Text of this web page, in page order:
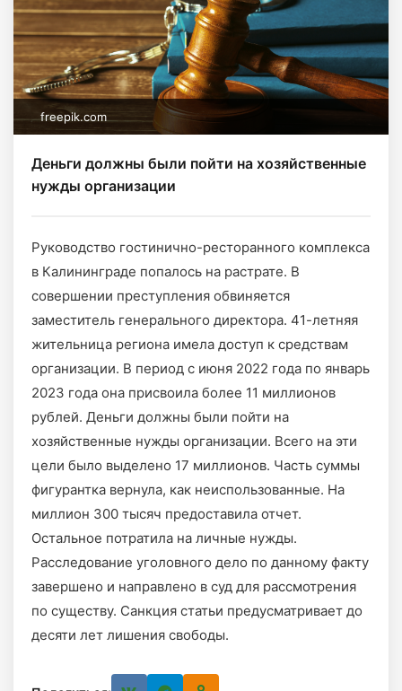
freepik.com
Деньги должны были пойти на хозяйственные
нужды организации
Руководство гостинично-ресторанного комплекса
в Калининграде попалось на растрате. В
совершении преступления обвиняется
заместитель генерального директора. 41-летняя
жительница региона имела доступ к средствам
организации. В период с июня 2022 года по январь
2023 года она присвоила более 11 миллионов
рублей. Деньги должны были пойти на
хозяйственные нужды организации. Всего на эти
цели было выделено 17 миллионов. Часть суммы
фигурантка вернула, как неиспользованные. На
миллион 300 тысяч предоставила отчет.
Остальное потратила на личные нужды.
Расследование уголовного дело по данному факту
завершено и направлено в суд для рассмотрения
по существу. Санкция статьи предусматривает до
десяти лет лишения свободы.